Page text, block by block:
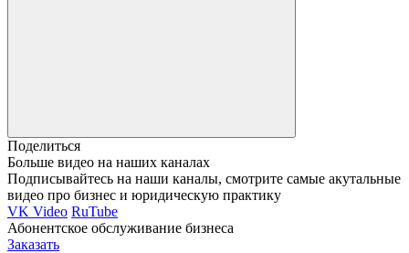
Поделиться
Больше видео на наших каналах
Подписывайтесь на наши каналы, смотрите самые акутальные
видео про бизнес и юридическую практику
VK Video RuTube
Абонентское обслуживание бизнеса
Заказать